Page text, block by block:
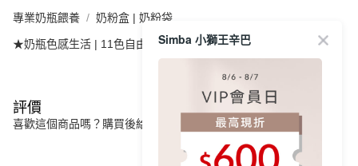
專業奶瓶餵養 奶粉盒 | 奶粉袋
★奶瓶色感生活 | 11色自由選 紫芙
評價
喜歡這個商品嗎？購買後給他一個好評吧
Simba 小獅王辛巴